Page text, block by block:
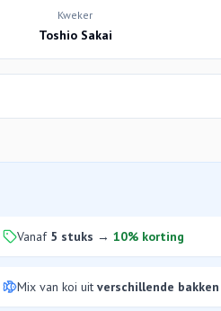
Kweker
Toshio Sakai
Vanaf 5 stuks → 10% korting
Mix van koi uit verschillende bakken